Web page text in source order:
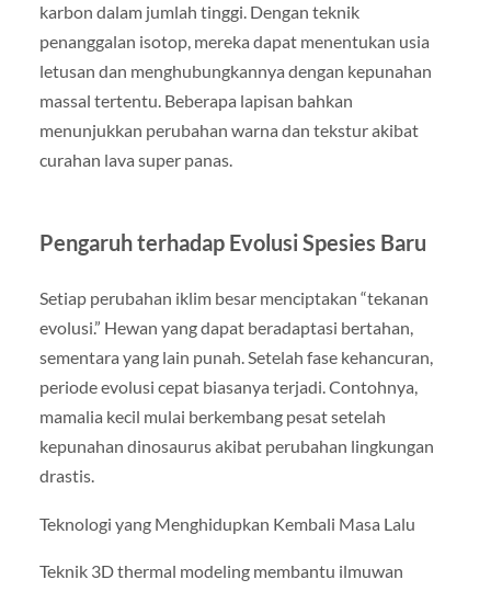
karbon dalam jumlah tinggi. Dengan teknik
penanggalan isotop, mereka dapat menentukan usia
letusan dan menghubungkannya dengan kepunahan
massal tertentu. Beberapa lapisan bahkan
menunjukkan perubahan warna dan tekstur akibat
curahan lava super panas.
Pengaruh terhadap Evolusi Spesies Baru
Setiap perubahan iklim besar menciptakan “tekanan
evolusi.” Hewan yang dapat beradaptasi bertahan,
sementara yang lain punah. Setelah fase kehancuran,
periode evolusi cepat biasanya terjadi. Contohnya,
mamalia kecil mulai berkembang pesat setelah
kepunahan dinosaurus akibat perubahan lingkungan
drastis.
Teknologi yang Menghidupkan Kembali Masa Lalu
Teknik 3D thermal modeling membantu ilmuwan